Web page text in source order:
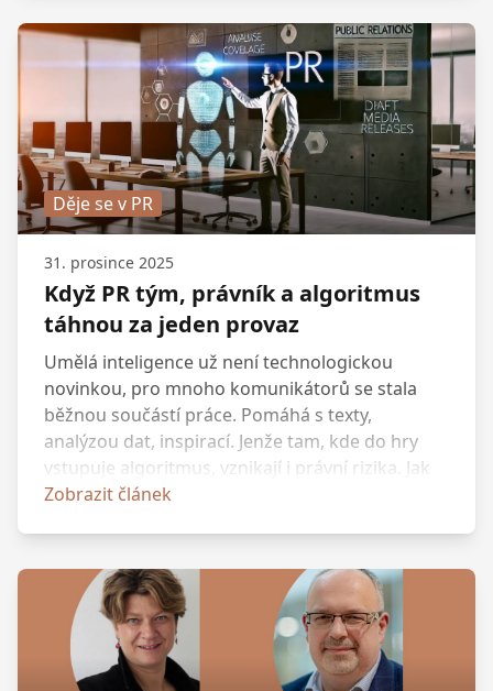
Ocenění si letos odnesli Martin Schreier, tiskový
mluvčí ČEZ, Vít Kolář, tiskový mluvčí a ředitel
Odboru komunikace Kanceláře prezidenta
republiky a PR tým Českého
hydrometeorologického ústavu.
Děje se v PR
31. prosince 2025
Když PR tým, právník a algoritmus
táhnou za jeden provaz
Umělá inteligence už není technologickou
novinkou, pro mnoho komunikátorů se stala
běžnou součástí práce. Pomáhá s texty,
analýzou dat, inspirací. Jenže tam, kde do hry
vstupuje algoritmus, vznikají i právní rizika. Jak
mohou komunikátoři bezpečně využívat AI,
rozhovoru přiblížil advokát Mgr. Daniel Macek z
advokátní kanceláře MACEK.LEGAL.
Zobrazit článek